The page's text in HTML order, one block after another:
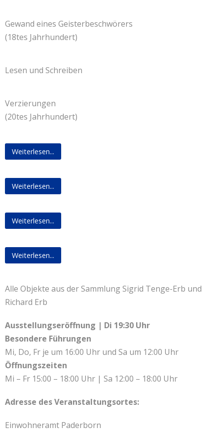
Gewand eines Geisterbeschwörers
(18tes Jahrhundert)
Lesen und Schreiben
Verzierungen
(20tes Jahrhundert)
Weiterlesen...
Weiterlesen...
Weiterlesen...
Weiterlesen...
Alle Objekte aus der Sammlung Sigrid Tenge-Erb und
Richard Erb
Ausstellungseröffnung | Di 19:30 Uhr
Besondere Führungen
Mi, Do, Fr je um 16:00 Uhr und Sa um 12:00 Uhr
Öffnungszeiten
Mi – Fr 15:00 – 18:00 Uhr | Sa 12:00 – 18:00 Uhr
Adresse des Veranstaltungsortes:
Einwohneramt Paderborn